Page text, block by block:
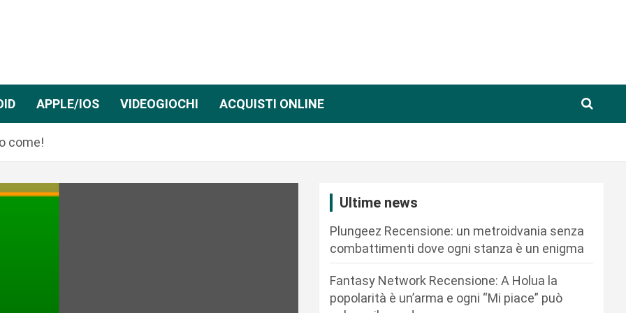
APPLE/IOS VIDEOGIOCHI ACQUISTI ONLINE
come!
Ultime news
Plungeez Recensione: un metroidvania senza
combattimenti dove ogni stanza è un enigma
Fantasy Network Recensione: A Holua la
popolarità è un’arma e ogni “Mi piace” può